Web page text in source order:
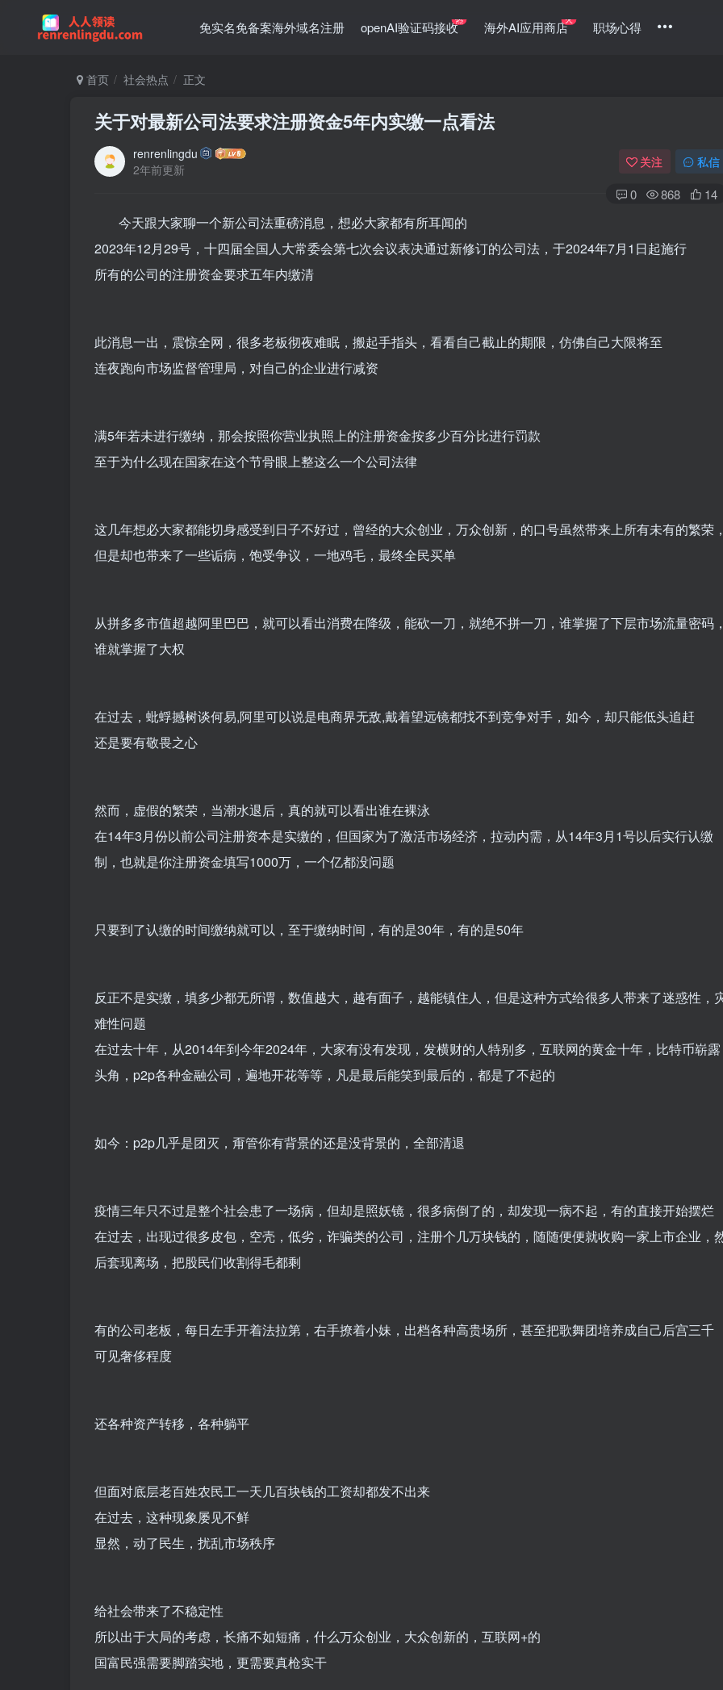
免实名免备案海外域名注册 openAI验证码接收热 海外AI应用商店火 职场心得
首页 社会热点 正文
关于对最新公司法要求注册资金5年内实缴一点看法
renrenlingdu
2年前更新
关注 私信
0 868 14
今天跟大家聊一个新公司法重磅消息，想必大家都有所耳闻的
2023年12月29号，十四届全国人大常委会第七次会议表决通过新修订的公司法，于2024年7月1日起施行
所有的公司的注册资金要求五年内缴清
此消息一出，震惊全网，很多老板彻夜难眠，搬起手指头，看看自己截止的期限，仿佛自己大限将至
连夜跑向市场监督管理局，对自己的企业进行减资
满5年若未进行缴纳，那会按照你营业执照上的注册资金按多少百分比进行罚款
至于为什么现在国家在这个节骨眼上整这么一个公司法律
这几年想必大家都能切身感受到日子不好过，曾经的大众创业，万众创新，的口号虽然带来上所有未有的繁荣
但是却也带来了一些诟病，饱受争议，一地鸡毛，最终全民买单
从拼多多市值超越阿里巴巴，就可以看出消费在降级，能砍一刀，就绝不拼一刀，谁掌握了下层市场流量密码
谁就掌握了大权
在过去，蚍蜉撼树谈何易,阿里可以说是电商界无敌,戴着望远镜都找不到竞争对手，如今，却只能低头追赶
还是要有敬畏之心
然而，虚假的繁荣，当潮水退后，真的就可以看出谁在裸泳
在14年3月份以前公司注册资本是实缴的，但国家为了激活市场经济，拉动内需，从14年3月1号以后实行认缴
制，也就是你注册资金填写1000万，一个亿都没问题
只要到了认缴的时间缴纳就可以，至于缴纳时间，有的是30年，有的是50年
反正不是实缴，填多少都无所谓，数值越大，越有面子，越能镇住人，但是这种方式给很多人带来了迷惑性，
难性问题
在过去十年，从2014年到今年2024年，大家有没有发现，发横财的人特别多，互联网的黄金十年，比特币崭露
头角，p2p各种金融公司，遍地开花等等，凡是最后能笑到最后的，都是了不起的
如今：p2p几乎是团灭，甭管你有背景的还是没背景的，全部清退
疫情三年只不过是整个社会患了一场病，但却是照妖镜，很多病倒了的，却发现一病不起，有的直接开始摆烂
在过去，出现过很多皮包，空壳，低劣，诈骗类的公司，注册个几万块钱的，随随便便就收购一家上市企业，
后套现离场，把股民们收割得毛都剩
有的公司老板，每日左手开着法拉第，右手撩着小妹，出档各种高贵场所，甚至把歌舞团培养成自己后宫三千
可见奢侈程度
还各种资产转移，各种躺平
但面对底层老百姓农民工一天几百块钱的工资却都发不出来
在过去，这种现象屡见不鲜
显然，动了民生，扰乱市场秩序
给社会带来了不稳定性
所以出于大局的考虑，长痛不如短痛，什么万众创业，大众创新的，互联网+的
国富民强需要脚踏实地，更需要真枪实干